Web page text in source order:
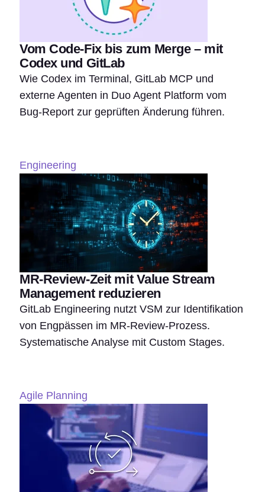
Vom Code-Fix bis zum Merge – mit
Codex und GitLab
Wie Codex im Terminal, GitLab MCP und
externe Agenten in Duo Agent Platform vom
Bug-Report zur geprüften Änderung führen.
Engineering
MR-Review-Zeit mit Value Stream
Management reduzieren
GitLab Engineering nutzt VSM zur Identifikation
von Engpässen im MR-Review-Prozess.
Systematische Analyse mit Custom Stages.
Agile Planning